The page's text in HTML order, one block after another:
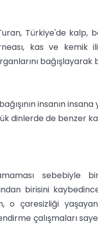
Türkiye'de kalp,
kas ve kemik
bağışlayarak
insanın
dinlerde de benzer
sebebiyle bir
birisini
o çaresizliği
çalışmaları